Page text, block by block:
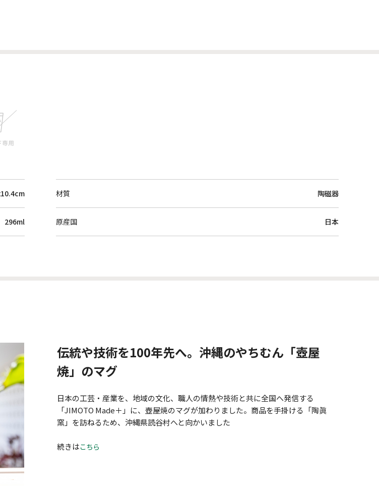
296ml
材質 陶磁器
原産国 日本
伝統や技術を100年先へ。沖縄のやちむん「壺屋
焼」のマグ
日本の工芸・産業を、地域の文化、職人の情熱や技術と共に全国へ発信する
「JIMOTO Made＋」に、壺屋焼のマグが加わりました。商品を手掛ける「陶眞
窯」を訪ねるため、沖縄県読谷村へと向かいました
続きはこちら